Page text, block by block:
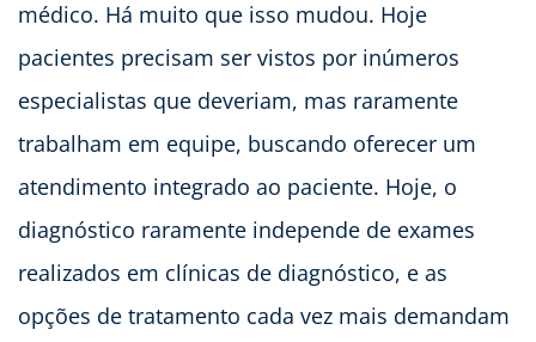
médico. Há muito que isso mudou. Hoje
pacientes precisam ser vistos por inúmeros
especialistas que deveriam, mas raramente
trabalham em equipe, buscando oferecer um
atendimento integrado ao paciente. Hoje, o
diagnóstico raramente independe de exames
realizados em clínicas de diagnóstico, e as
opções de tratamento cada vez mais demandam